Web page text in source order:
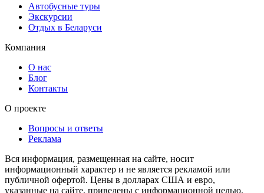
Автобусные туры
Экскурсии
Отдых в Беларуси
Компания
О нас
Блог
Контакты
О проекте
Вопросы и ответы
Реклама
Вся информация, размещенная на сайте, носит
информационный характер и не является рекламой или
публичной офертой. Цены в долларах США и евро,
указанные на сайте, приведены с информационной целью.